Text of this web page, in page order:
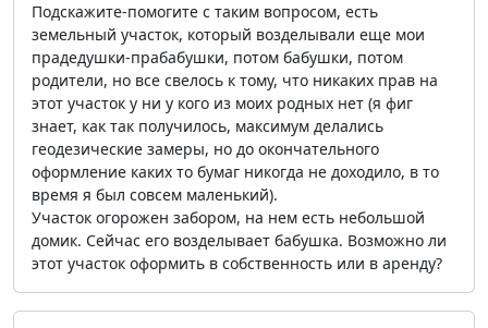
Подскажите-помогите с таким вопросом, есть
земельный участок, который возделывали еще мои
прадедушки-прабабушки, потом бабушки, потом
родители, но все свелось к тому, что никаких прав на
этот участок у ни у кого из моих родных нет (я фиг
знает, как так получилось, максимум делались
геодезические замеры, но до окончательного
оформление каких то бумаг никогда не доходило, в то
время я был совсем маленький).
Участок огорожен забором, на нем есть небольшой
домик. Сейчас его возделывает бабушка. Возможно ли
этот участок оформить в собственность или в аренду?